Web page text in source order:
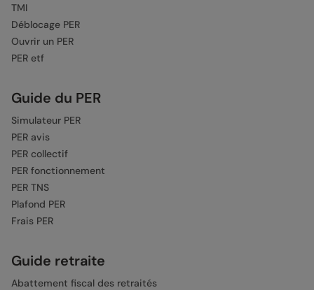
TMI
Déblocage PER
Ouvrir un PER
PER etf
Guide du PER
Simulateur PER
PER avis
PER collectif
PER fonctionnement
PER TNS
Plafond PER
Frais PER
Guide retraite
Abattement fiscal des retraités